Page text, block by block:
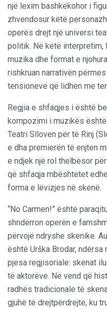
një lexim bashkëkohor i
zhvendosur këtë
operës drejt një universi
politik. Në këtë
muzika dhe format e
rishkruan narrativën
tensioneve që lidhen me
Regjia e shfaqjes i është
kompozimi i muzikës
Teatri Slloven për të Rinj
e dha premierën të enjten
e ndjek një rol thelbësor
që shfaqja mbështetet
forma e lëvizjes në skenë.
“No Carmen!” është
shndërron operën e
përvojë ndryshe skenike.
është Urška Brodar,
pjesa regjisoriale: skenat
të aktorëve. Në vend që
radhës tradicionale të
gjuhë të drejtpërdrejtë, ku